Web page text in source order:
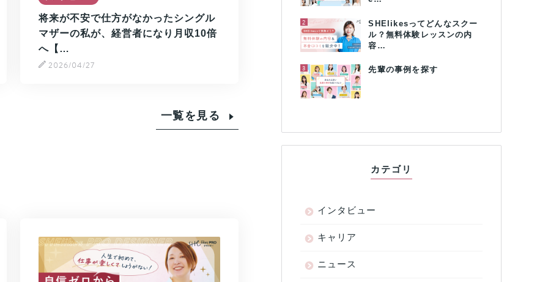
将来が不安で仕方がなかったシングル
マザーの私が、経営者になり月収10倍
へ【…
2026/04/27
一覧を見る
2
SHElikesってどんなスクー
ル？無料体験レッスンの内
容…
3 先輩の事例を探す
カテゴリ
インタビュー
キャリア
ニュース